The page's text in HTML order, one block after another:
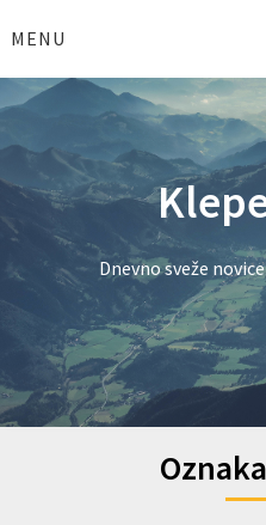
toMENU
Dnevno sveže